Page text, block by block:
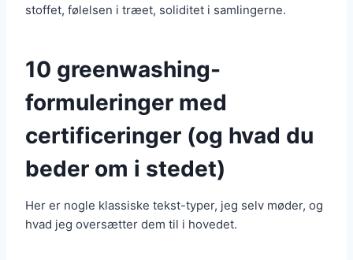
stoffet, følelsen i træet, soliditet i samlingerne.
10 greenwashing-
formuleringer med
certificeringer (og hvad du
beder om i stedet)
Her er nogle klassiske tekst-typer, jeg selv møder, og
hvad jeg oversætter dem til i hovedet.